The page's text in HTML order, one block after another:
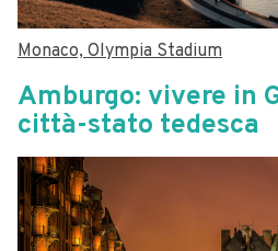
Monaco, Olympia Stadium
Amburgo: vivere in
città-stato tedesca